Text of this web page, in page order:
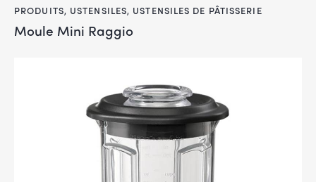
PRODUITS, USTENSILES, USTENSILES DE PÂTISSERIE
Moule Mini Raggio